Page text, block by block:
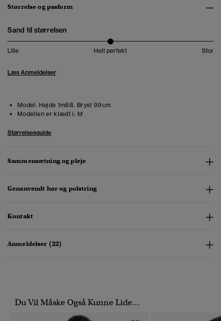
Størrelse og pasform
Sand til størrelsen
Lille Helt perfekt Stor
Læs Anmeldelser
Model: Højde 1m88. Bryst 99cm
Modellen er klædt i: M
Størrelsesguide
Sammensætning og pleje
Genanvendt hør og polstring
Kontakt
Anmeldelser (22)
Du Vil Måske Også Kunne Lide...